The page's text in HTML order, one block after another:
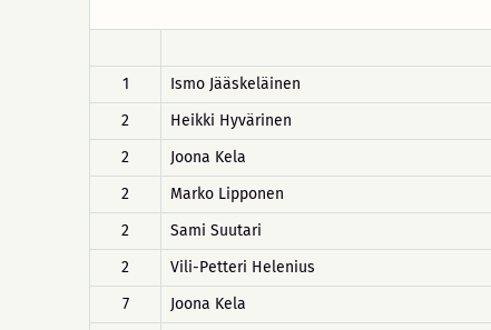
1
Ismo Jääskeläinen
2
Heikki Hyvärinen
2
Joona Kela
2
Marko Lipponen
2
Sami Suutari
2
Vili-Petteri Helenius
7
Joona Kela